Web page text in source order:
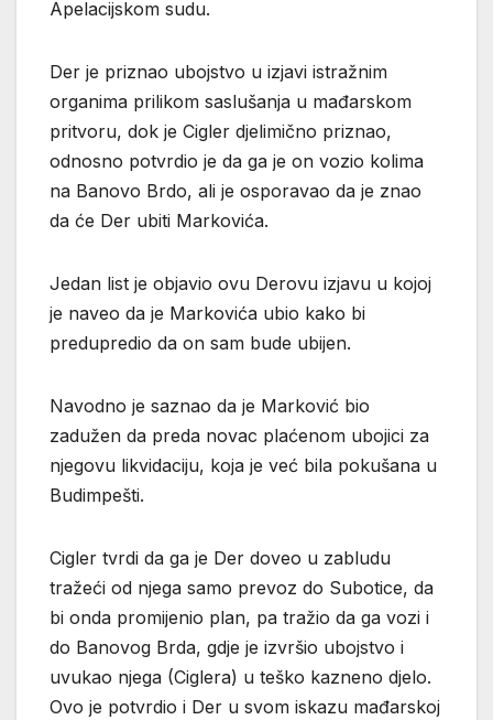
Apelacijskom sudu.
Der je priznao ubojstvo u izjavi istražnim
organima prilikom saslušanja u mađarskom
pritvoru, dok je Cigler djelimično priznao,
odnosno potvrdio je da ga je on vozio kolima
na Banovo Brdo, ali je osporavao da je znao
da će Der ubiti Markovića.
Jedan list je objavio ovu Derovu izjavu u kojoj
je naveo da je Markovića ubio kako bi
predupredio da on sam bude ubijen.
Navodno je saznao da je Marković bio
zadužen da preda novac plaćenom ubojici za
njegovu likvidaciju, koja je već bila pokušana u
Budimpešti.
Cigler tvrdi da ga je Der doveo u zabludu
tražeći od njega samo prevoz do Subotice, da
bi onda promijenio plan, pa tražio da ga vozi i
do Banovog Brda, gdje je izvršio ubojstvo i
uvukao njega (Ciglera) u teško kazneno djelo.
Ovo je potvrdio i Der u svom iskazu mađarskoj